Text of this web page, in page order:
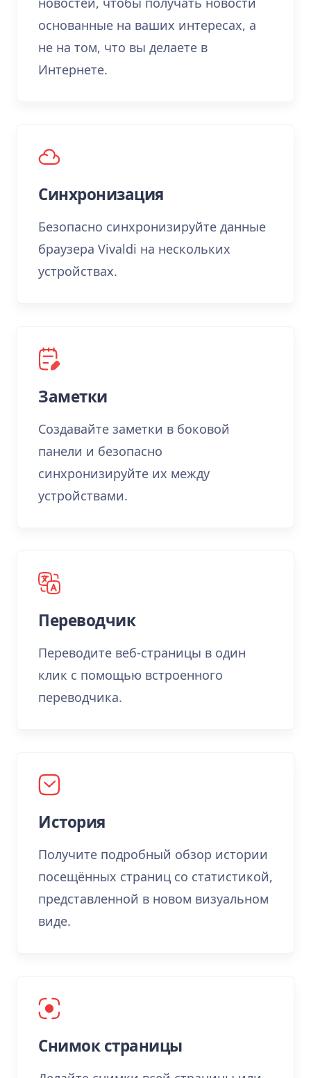
основанные на ваших интересах, а
не на том, что вы делаете в
Интернете.
Синхронизация
Безопасно синхронизируйте данные
браузера Vivaldi на нескольких
устройствах.
Заметки
Создавайте заметки в боковой
панели и безопасно
синхронизируйте их между
устройствами.
Переводчик
Переводите веб-страницы в один
клик с помощью встроенного
переводчика.
История
Получите подробный обзор истории
посещённых страниц со статистикой,
представленной в новом визуальном
виде.
Снимок страницы